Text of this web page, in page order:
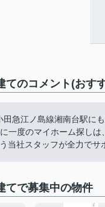
のコメント(おす
急江ノ島線湘南台駅に
一度のマイホーム探し
当社スタッフが全力で
てで募集中の物件